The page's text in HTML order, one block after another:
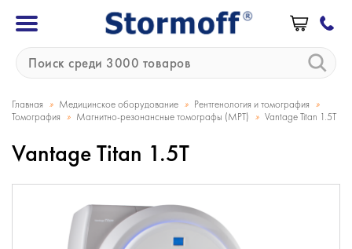
Главная » Медицинское оборудование » Рентгенология и томография »
Томография » Магнитно-резонансные томографы (МРТ) » Vantage Titan 1.5T
Vantage Titan 1.5T